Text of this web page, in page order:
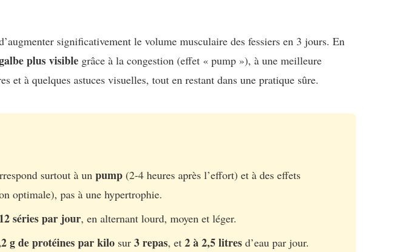
significativement le volume musculaire des fessiers en 3 jours. En
plus visible grâce à la congestion (effet « pump »), à une meilleure
et à quelques astuces visuelles, tout en restant dans une pratique sûre.
surtout à un pump (2-4 heures après l’effort) et à des effets
optimale), pas à une hypertrophie.
12 séries par jour, en alternant lourd, moyen et léger.
g de protéines par kilo sur 3 repas, et 2 à 2,5 litres d’eau par jour.